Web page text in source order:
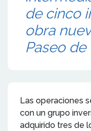
de cinco
obra
Paseo de
Las operaciones
con un grupo
adquirido tres de